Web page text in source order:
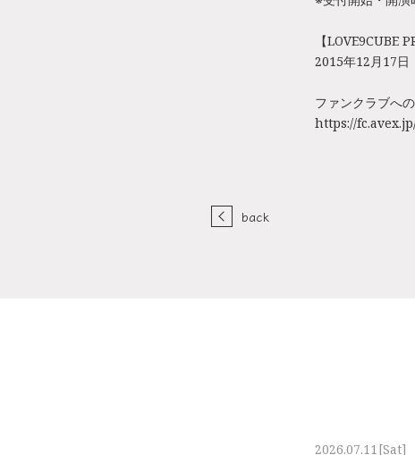
【LOVE9CUBE
2015年12月17日
ファンクラブへ
https://
back
2026.07.11[Sat]